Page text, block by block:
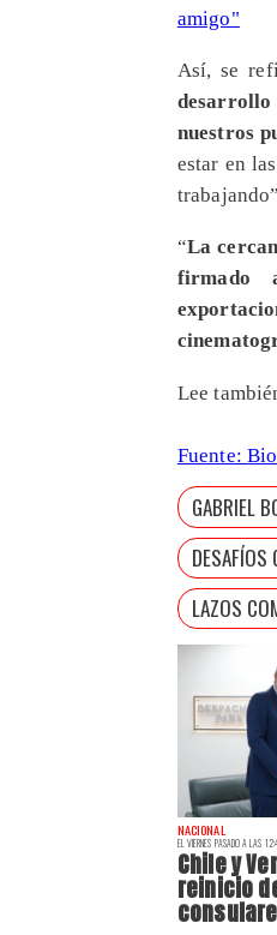
NACIONAL
EL VIERNES PASADO A LAS
Chile y
reinicio
amigo"
Así, se
nuestros
estar en
“La
firmado
Lee
Fuente:
GABRIEL
DESAFÍOS
LAZOS